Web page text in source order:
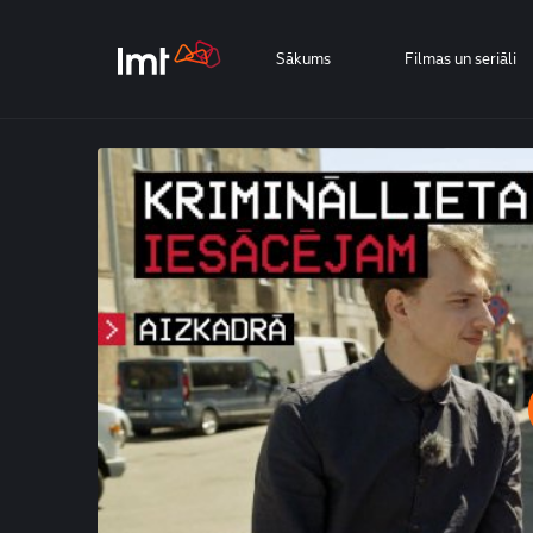
Sākums Filmas un seriāli